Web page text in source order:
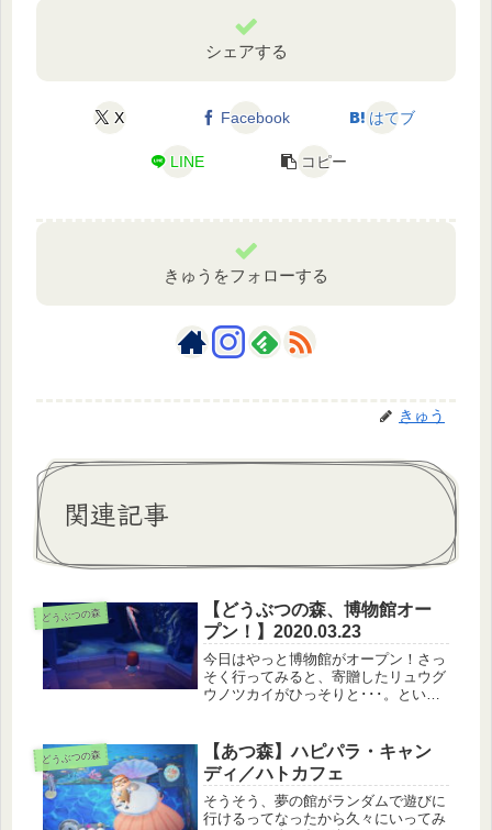
シェアする
X Facebook はてブ
LINE コピー
きゅうをフォローする
きゅう
関連記事
どうぶつの森
【どうぶつの森、博物館オー
プン！】2020.03.23
今日はやっと博物館がオープン！さっ
そく行ってみると、寄贈したリュウグ
ウノツカイがひっそりと･･･。という
か、走るとちょっと響くような感じと
か、何より、キレイ！！！ほぁぁぁ
す...
どうぶつの森
【あつ森】ハピパラ・キャン
ディ／ハトカフェ
そうそう、夢の館がランダムで遊びに
行けるってなったから久々にいってみ